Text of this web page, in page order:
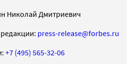
Николай Дмитриевич
press-release@forbes.ru
+7 (495) 565-32-06